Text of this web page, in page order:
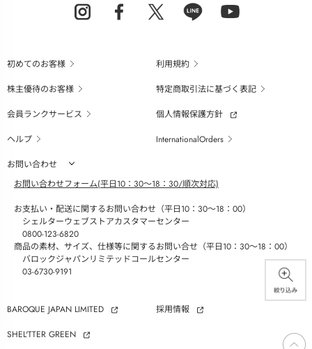
ページ
初めてのお客様
利用規約
株主優待のお客様
特定商取引法に基づく表記
会員ランクサービス
個人情報保護方針
ヘルプ
InternationalOrders
お問い合わせ
お問い合わせフォーム(平日10：30～18：30/順次対応)
お支払い・配送に関するお問い合わせ（平日10：30～18：00）
シェルターウェブストアカスタマーセンター
0800-123-6820
商品の素材、サイズ、仕様等に関するお問い合せ（平日10：30～18：00）
バロックジャパンリミテッドコールセンター
03-6730-9191
BAROQUE JAPAN LIMITED
採用情報
SHEL'TTER GREEN